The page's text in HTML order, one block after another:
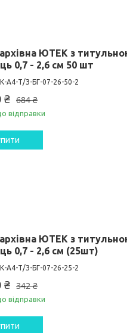
ЮТЕК з
0,7 - 2,6 см 50 шт
А4-Т/З-БГ-07-26-50-2
684 ₴
₴
відправки
ЮТЕК з
0,7 - 2,6 см (25шт)
А4-Т/З-БГ-07-26-25-2
342 ₴
₴
відправки